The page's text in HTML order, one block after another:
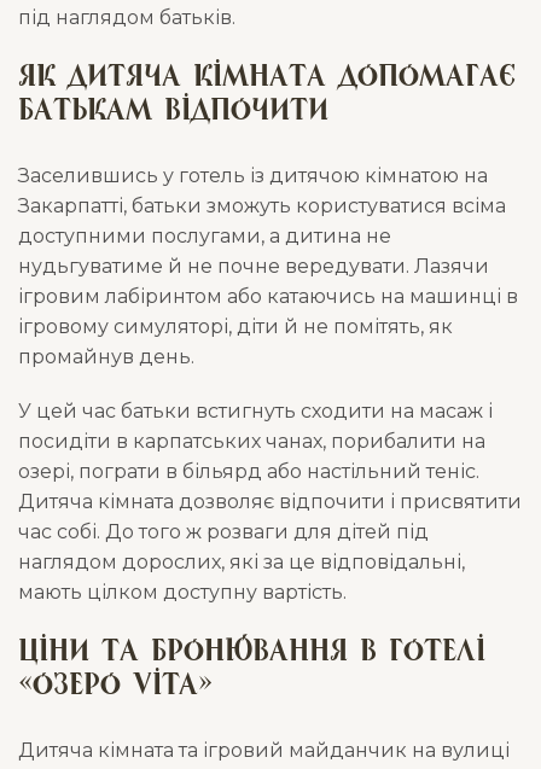
під наглядом батьків.
Як дитяча кімната допомагає
батькам відпочити
Заселившись у готель із дитячою кімнатою на
Закарпатті, батьки зможуть користуватися всіма
доступними послугами, а дитина не
нудьгуватиме й не почне вередувати. Лазячи
ігровим лабіринтом або катаючись на машинці в
ігровому симуляторі, діти й не помітять, як
промайнув день.
У цей час батьки встигнуть сходити на масаж і
посидіти в карпатських чанах, порибалити на
озері, пограти в більярд або настільний теніс.
Дитяча кімната дозволяє відпочити і присвятити
час собі. До того ж розваги для дітей під
наглядом дорослих, які за це відповідальні,
мають цілком доступну вартість.
Ціни та бронювання в готелі
«Озеро Vita»
Дитяча кімната та ігровий майданчик на вулиці